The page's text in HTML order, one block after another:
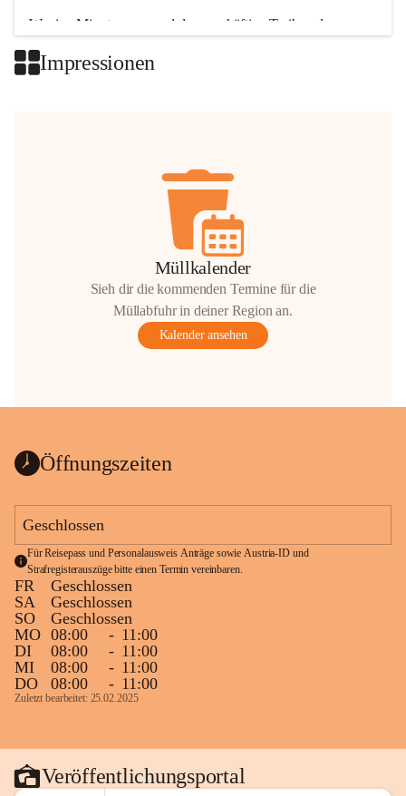
Wenige Minuten nur, und das geschäftige Treiben der
Impressionen
Müllkalender
Sieh dir die kommenden Termine für die
Müllabfuhr in deiner Region an.
Kalender ansehen
Öffnungszeiten
Geschlossen
Für Reisepass und Personalausweis Anträge sowie Austria-ID und
Strafregisterauszüge bitte einen Termin vereinbaren.
FR
Geschlossen
SA
Geschlossen
SO
Geschlossen
MO 08:00 - 11:00
DI
08:00 - 11:00
MI
08:00 - 11:00
DO
08:00 - 11:00
Zuletzt bearbeitet: 25.02.2025
Veröffentlichungsportal